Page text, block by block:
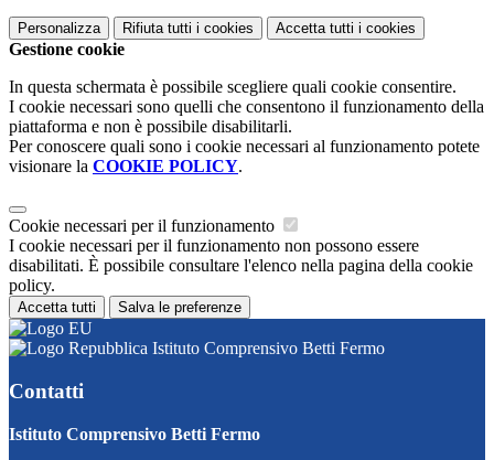
Personalizza Rifiuta tutti i cookies Accetta tutti i cookies
Gestione cookie
In questa schermata è possibile scegliere quali cookie consentire.
I cookie necessari sono quelli che consentono il funzionamento della
piattaforma e non è possibile disabilitarli.
Per conoscere quali sono i cookie necessari al funzionamento potete
visionare la COOKIE POLICY.
Cookie necessari per il funzionamento
I cookie necessari per il funzionamento non possono essere
disabilitati. È possibile consultare l'elenco nella pagina della cookie
policy.
Accetta tutti Salva le preferenze
Istituto Comprensivo Betti Fermo
Contatti
Istituto Comprensivo Betti Fermo